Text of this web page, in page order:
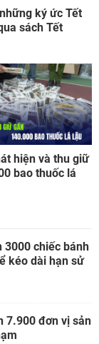
ký ức Tết
sách Tết
hiện và thu giữ
bao thuốc lá
3000 chiếc bánh
kéo dài hạn sử
7.900 đơn vị sản